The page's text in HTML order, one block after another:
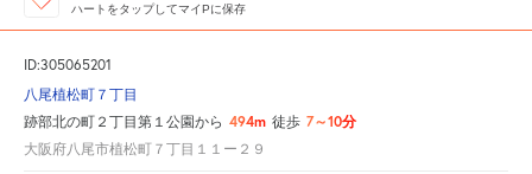
ハートをタップしてマイPに保存
ID:305065201
八尾植松町７丁目
跡部北の町２丁目第１公園から 494m 徒歩 7～10分
大阪府八尾市植松町７丁目１１ー２９